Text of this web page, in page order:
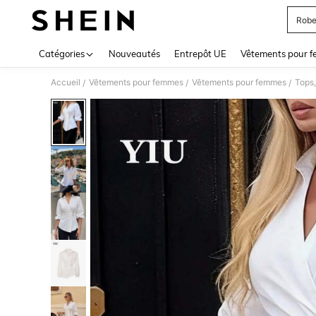
Catégories Nouveautés Entrepôt UE Vêtements pour
Accueil / Vêtements pour femmes / Vêtements pour femmes /